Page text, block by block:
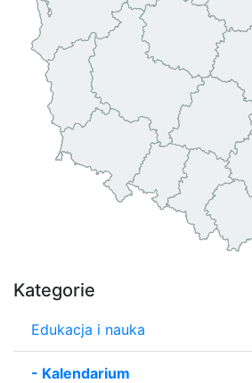
Kategorie
Edukacja i nauka
- Kalendarium